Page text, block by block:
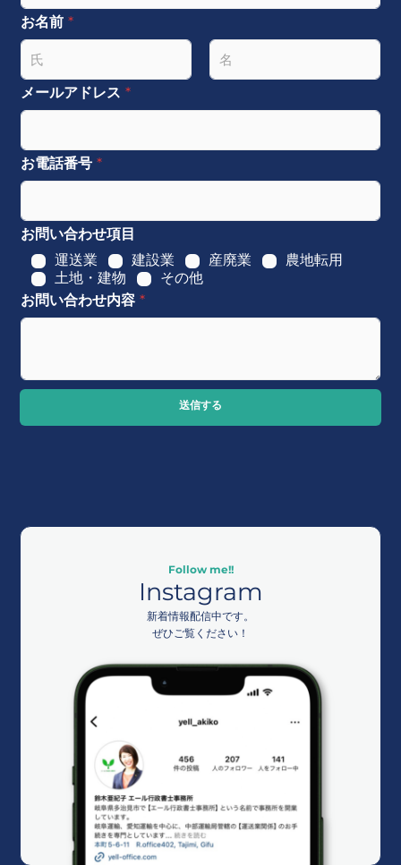
お名前*
名
メールアドレス*
お電話番号*
お問い合わせ項目
運送業
建設業 産廃業
農地転用
土地・建物
その他
お問い合わせ内容*
送信する
Follow me!!
Instagram
新着情報配信中です。
ぜひご覧ください！